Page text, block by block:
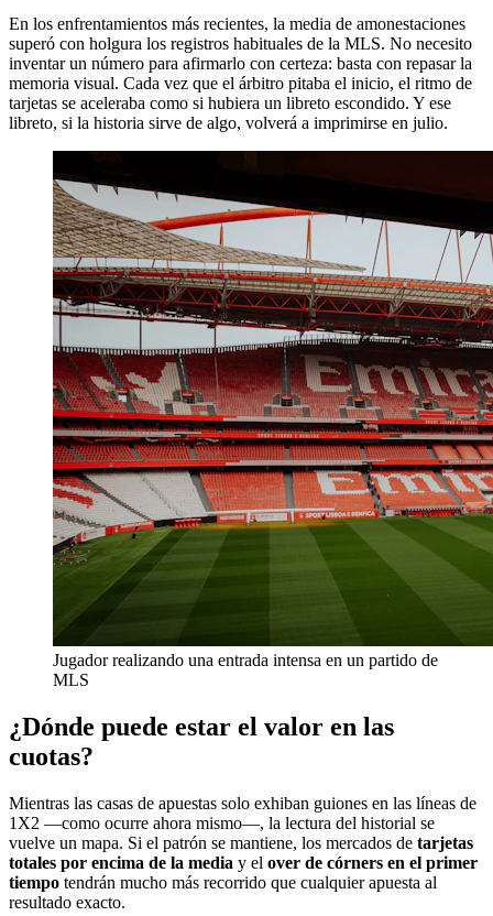
En los enfrentamientos más recientes, la media de amonestaciones
superó con holgura los registros habituales de la MLS. No necesito
inventar un número para afirmarlo con certeza: basta con repasar la
memoria visual. Cada vez que el árbitro pitaba el inicio, el ritmo de
tarjetas se aceleraba como si hubiera un libreto escondido. Y ese
libreto, si la historia sirve de algo, volverá a imprimirse en julio.
Jugador realizando una entrada intensa en un partido de
MLS
¿Dónde puede estar el valor en las
cuotas?
Mientras las casas de apuestas solo exhiban guiones en las líneas de
1X2 —como ocurre ahora mismo—, la lectura del historial se
vuelve un mapa. Si el patrón se mantiene, los mercados de tarjetas
totales por encima de la media y el over de córners en el primer
tiempo tendrán mucho más recorrido que cualquier apuesta al
resultado exacto.